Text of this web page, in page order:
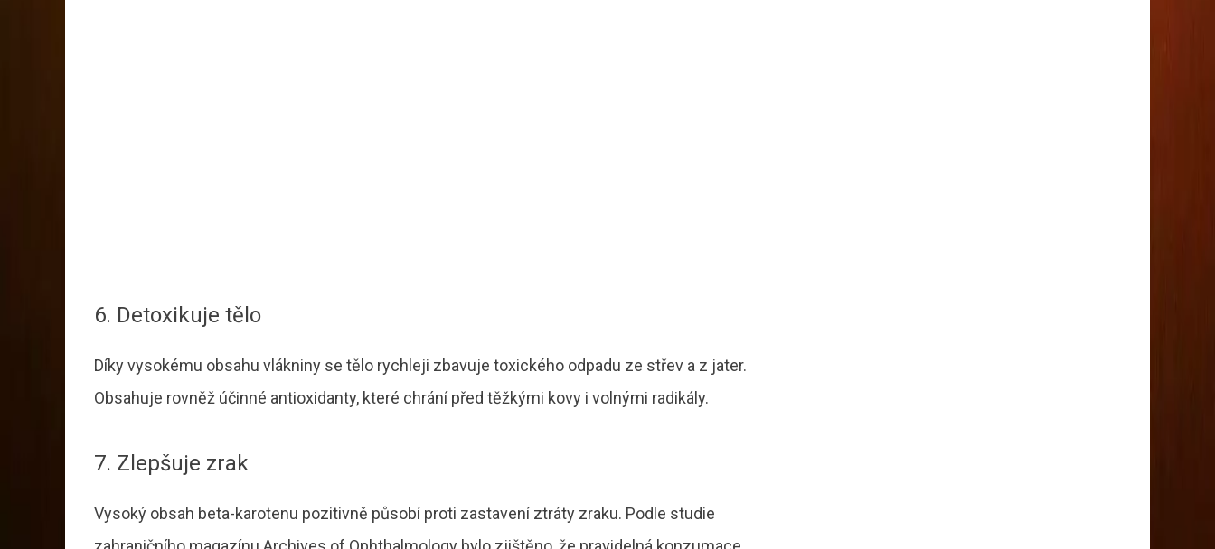
6. Detoxikuje tělo
Díky vysokému obsahu vlákniny se tělo rychleji zbavuje toxického odpadu ze střev a z jater.
Obsahuje rovněž účinné antioxidanty, které chrání před těžkými kovy i volnými radikály.
7. Zlepšuje zrak
Vysoký obsah beta-karotenu pozitivně působí proti zastavení ztráty zraku. Podle studie